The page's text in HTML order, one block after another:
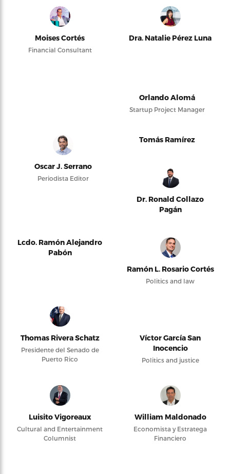
Moises Cortés
Financial Consultant
Dra. Natalie Pérez Luna
Orlando Alomá
Startup Project Manager
Oscar J. Serrano
Periodista Editor
Tomás Ramírez
Dr. Ronald Collazo
Pagán
Lcdo. Ramón Alejandro
Pabón
Ramón L. Rosario Cortés
Politics and law
Thomas Rivera Schatz
Presidente del Senado de
Puerto Rico
Víctor García San
Inocencio
Politics and justice
Luisito Vigoreaux
Cultural and Entertainment
Columnist
William Maldonado
Economista y Estratega
Financiero